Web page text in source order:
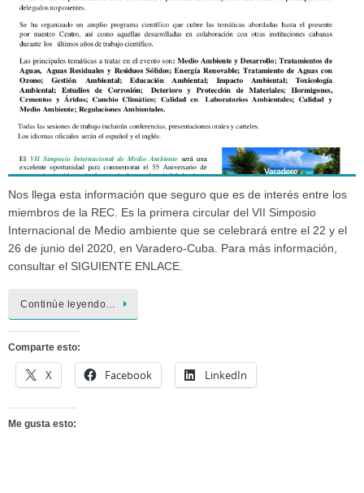
Nos llega esta información que seguro que es de interés entre los
miembros de la REC. Es la primera circular del VII Simposio
Internacional de Medio ambiente que se celebrará entre el 22 y el
26 de junio del 2020, en Varadero-Cuba. Para más información,
consultar el SIGUIENTE ENLACE.
Continúe leyendo…
Comparte esto:
X Facebook LinkedIn
Me gusta esto: